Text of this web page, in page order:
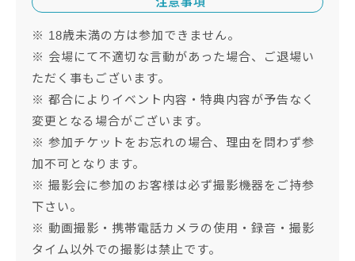
※ 18歳未満の方は参加できません。
※ 会場にて不適切な言動があった場合、ご退場い
ただく事もございます。
※ 都合によりイベント内容・特典内容が予告なく
変更となる場合がございます。
※ 参加チケットをお忘れの場合、理由を問わず参
加不可となります。
※ 撮影会に参加のお客様は必ず撮影機器をご持参
下さい。
※ 動画撮影・携帯電話カメラの使用・録音・撮影
タイム以外での撮影は禁止です。